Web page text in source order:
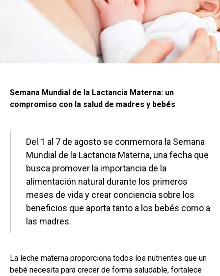
Semana Mundial de la Lactancia Materna: un
compromiso con la salud de madres y bebés
Del 1 al 7 de agosto se conmemora la Semana
Mundial de la Lactancia Materna, una fecha que
busca promover la importancia de la
alimentación natural durante los primeros
meses de vida y crear conciencia sobre los
beneficios que aporta tanto a los bebés como a
las madres.
La leche materna proporciona todos los nutrientes que un
bebé necesita para crecer de forma saludable, fortalece